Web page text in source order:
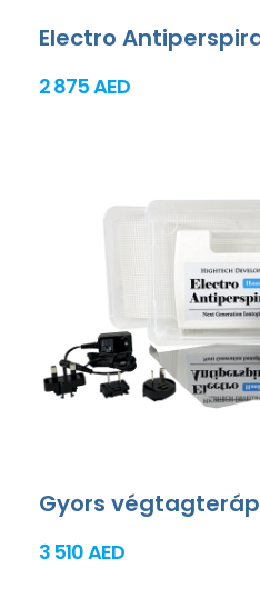
Electro
2 875 AED
Gyors
3 510 AED